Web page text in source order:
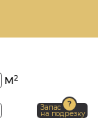
м2
Запас
на подрезку